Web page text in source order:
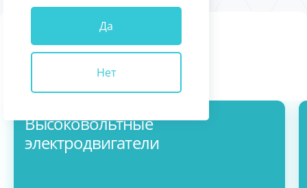
Да
Нет
Электротехническое
оборудование
Высоковольтные
электродвигатели